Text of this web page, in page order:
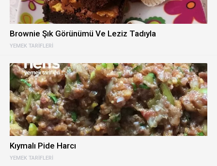
YEMEK TARIFLERI
Brownie Şık Görünümü Ve Leziz Tadıyla
YEMEK TARIFLERI
Kıymalı Pide Harcı